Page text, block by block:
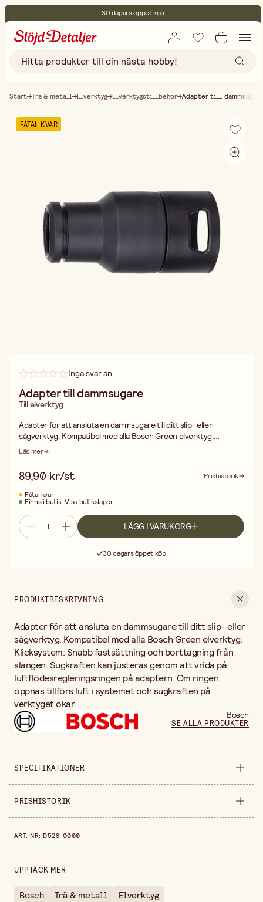
30 dagars öppet köp
Fri frakt vid köp över 499:-
Start Trä & metall Elverktyg Elverktygstillbehör Adapter till dammsugare
FÅTAL KVAR
Inga svar än
Adapter till dammsugare
Till elverktyg
Adapter för att ansluta en dammsugare till ditt slip- eller
sågverktyg. Kompatibel med alla Bosch Green elverktyg.
Klicksystem: Snabb fastsättning och borttagning från slangen.
luftflödesregleringsringen på adaptern. Om ringen öppnas
tillförs luft i systemet och sugkraften på verktyget ökar.
Läs mer
89,90 kr/st
Prishistorik
Fåtal kvar
Finns i butik Visa butikslager
LÄGG I VARUKORG
Fri frakt vid köp över 499:-
30 dagars öppet köp
PRODUKTBESKRIVNING
Adapter för att ansluta en dammsugare till ditt slip- eller
sågverktyg. Kompatibel med alla Bosch Green elverktyg.
Klicksystem: Snabb fastsättning och borttagning från
slangen. Sugkraften kan justeras genom att vrida på
luftflödesregleringsringen på adaptern. Om ringen
öppnas tillförs luft i systemet och sugkraften på
verktyget ökar.
Bosch
SE ALLA PRODUKTER
SPECIFIKATIONER
Säljs i styck
Höjd
PRISHISTORIK
ART. NR:D528-0000
UPPTÄCK MER
Bosch Trä & metall
Elverktyg